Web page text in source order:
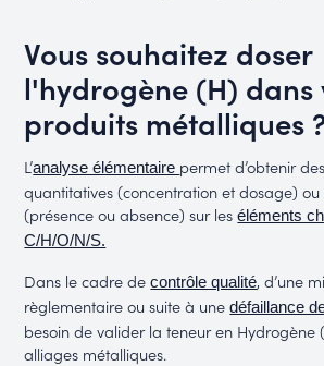
Vous souhaitez doser
l'hydrogène (H) dans
produits métalliques
L’analyse élémentaire permet d’obtenir
quantitatives (concentration et dosage)
(présence ou absence) sur leséléments
C/H/O/N/S.
Dans le cadre decontrôle qualité, d’une
règlementaire ou suite à unedéfaillance
besoin de valider la teneur en Hydrogène
alliages métalliques.